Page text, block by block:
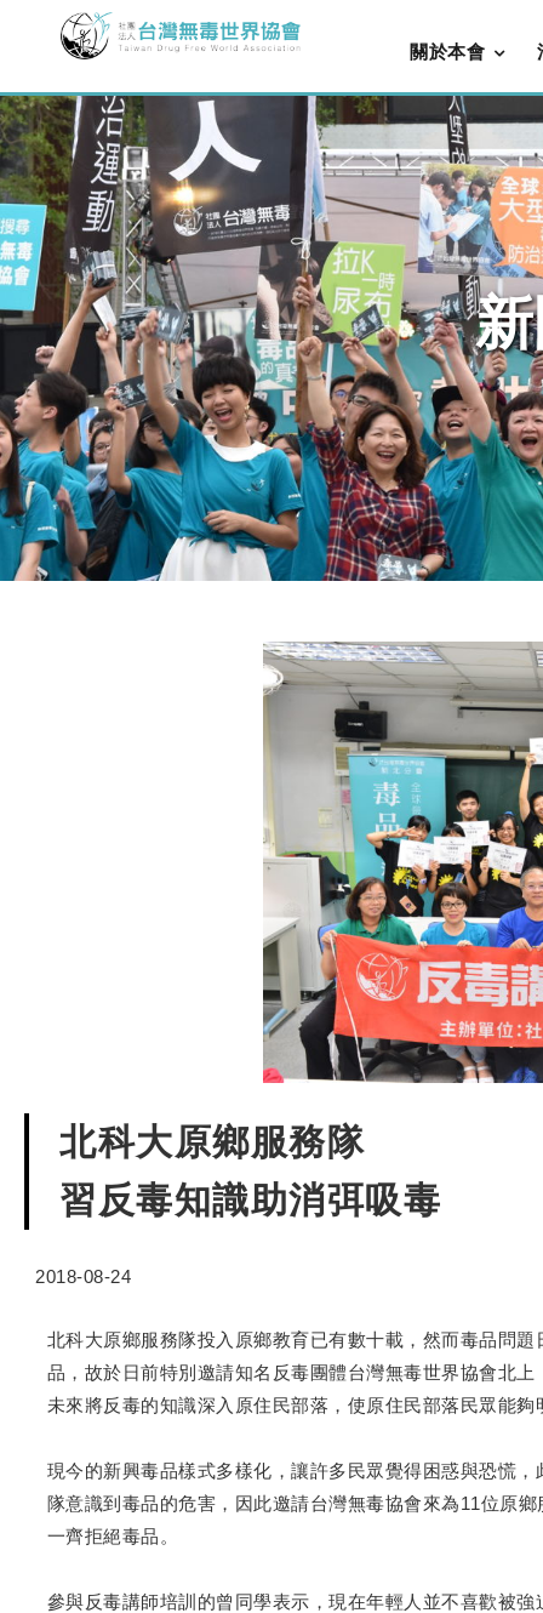
關於本會
北科大原鄉服務隊
習反毒知識助消弭吸毒
2018-08-24
北科大原鄉服務隊投入原鄉教育已有數十載，然而毒品問
品，故於日前特別邀請知名反毒團體台灣無毒世界協會北
未來將反毒的知識深入原住民部落，使原住民部落民眾能夠
現今的新興毒品樣式多樣化，讓許多民眾覺得困惑與恐慌
隊意識到毒品的危害，因此邀請台灣無毒協會來為11位原
一齊拒絕毒品。
參與反毒講師培訓的曾同學表示，現在年輕人並不喜歡被